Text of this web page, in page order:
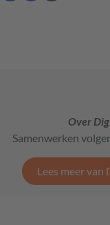
Over
Samenwerken
Lees meer